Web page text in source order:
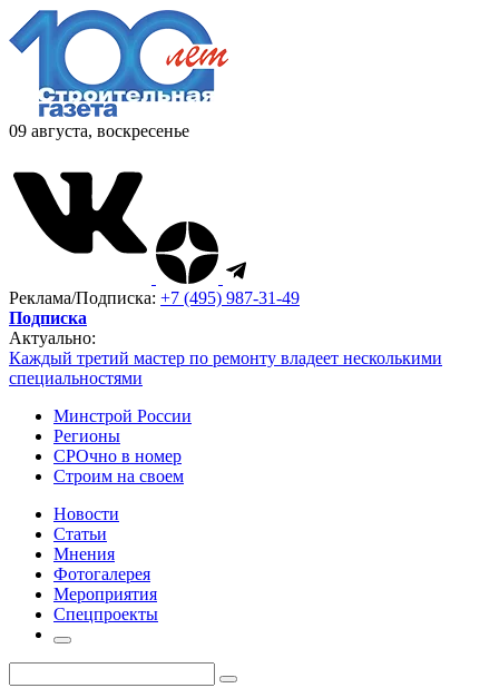
09 августа, воскресенье
Реклама/Подписка: +7 (495) 987-31-49
Подписка
Актуально:
Каждый третий мастер по ремонту владеет несколькими
специальностями
Минстрой России
Регионы
СРОчно в номер
Строим на своем
Новости
Статьи
Мнения
Фотогалерея
Мероприятия
Спецпроекты